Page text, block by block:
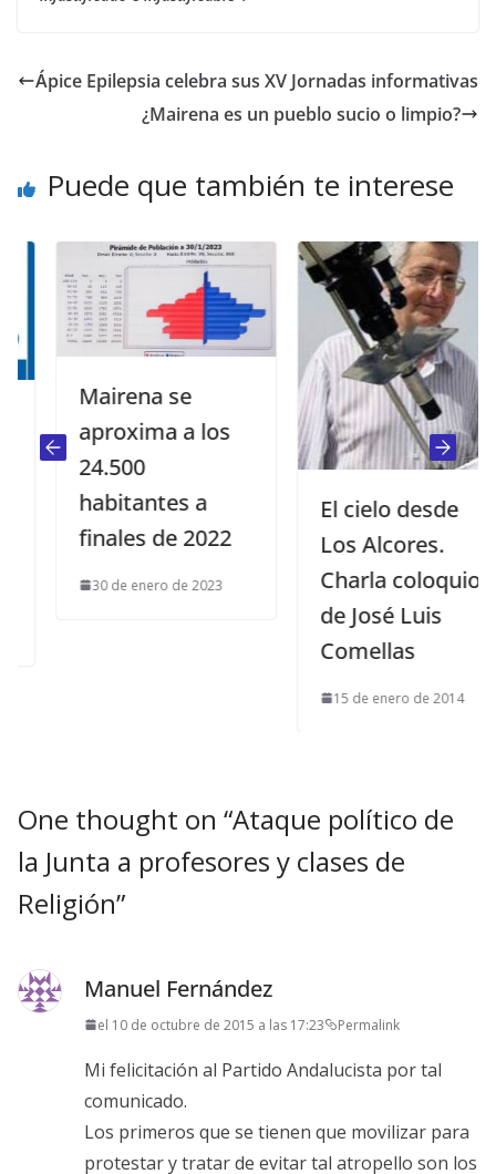
Ápice Epilepsia celebra sus XV Jornadas informativas
¿Mairena es un pueblo sucio o limpio?
Puede que también te interese
Mairena se
aproxima a los
24.500
habitantes a
finales de 2022
30 de enero de 2023
El cielo desde
Los Alcores.
Charla coloquio
de José Luis
Comellas
15 de enero de 2014
One thought on “Ataque político de
la Junta a profesores y clases de
Religión”
Manuel Fernández
el 10 de octubre de 2015 a las 17:23 Permalink
Mi felicitación al Partido Andalucista por tal
comunicado.
Los primeros que se tienen que movilizar para
protestar y tratar de evitar tal atropello son los